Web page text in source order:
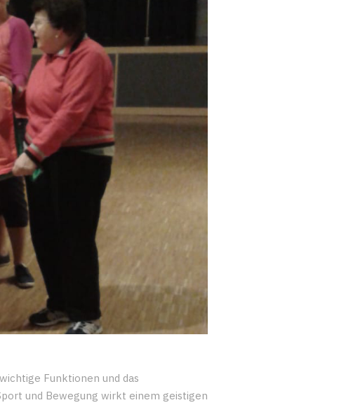
Funktionen und das
und Bewegung wirkt einem geistigen